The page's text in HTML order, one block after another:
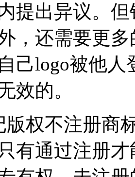
提出异议。
，还需要更
己logo被他
效的。
版权不注册商
有通过注册